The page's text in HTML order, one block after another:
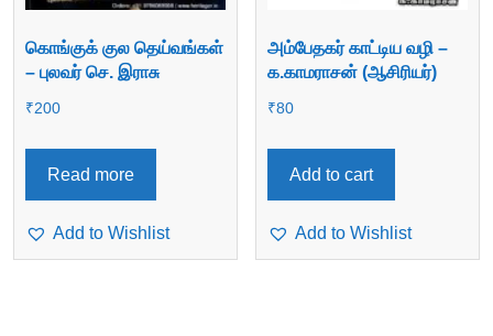
கொங்குக் குல தெய்வங்கள்
– புலவர் செ. இராசு
₹200
Read more
Add to Wishlist
அம்பேதகர் காட்டிய வழி –
க.காமராசன் (ஆசிரியர்)
₹80
Add to cart
Add to Wishlist